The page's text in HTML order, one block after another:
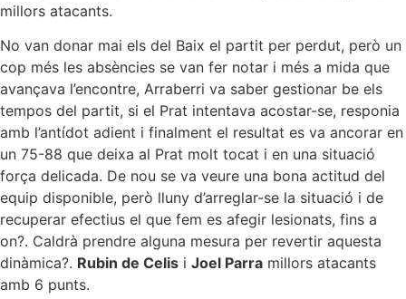
millors atacants.
No van donar mai els del Baix el partit per perdut, però un
cop més les absències se van fer notar i més a mida que
avançava l’encontre, Arraberri va saber gestionar be els
tempos del partit, si el Prat intentava acostar-se, responia
amb l’antídot adient i finalment el resultat es va ancorar en
un 75-88 que deixa al Prat molt tocat i en una situació
força delicada. De nou se va veure una bona actitud del
equip disponible, però lluny d’arreglar-se la situació i de
recuperar efectius el que fem es afegir lesionats, fins a
on?. Caldrà prendre alguna mesura per revertir aquesta
dinàmica?. Rubin de Celis i Joel Parra millors atacants
amb 6 punts.